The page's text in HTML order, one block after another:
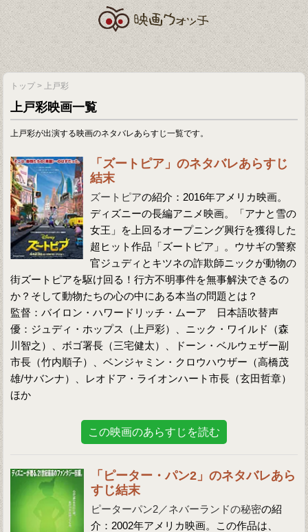
トップ > 上戸彩
上戸彩映画一覧
上戸彩が出演する映画のネタバレあらすじ一覧です。
「ズートピア」のネタバレあらすじ
結末
ズートピアの紹介：2016年アメリカ映画。
ディズニーの長編アニメ映画。「アナと雪の
女王」を上回るオープニング興行を獲得した
超ヒット作品「ズートピア」。ウサギの警察
官ジュディとキツネの詐欺師ニックが動物の
街ズートピアを駆け回る！行方不明事件を無事解決できるの
か？そして動物たちの心の中にある本当の問題とは？
監督：バイロン・ハワードリッチ・ムーア 日本語吹替声
優：ジュディ・ホップス（上戸彩）、ニック・ワイルド（森
川智之）、ボゴ署長（三宅健太）、ドーン・ベルウェザー副
市長（竹内順子）、ベンジャミン・クロウハウザー（高橋茂
雄/サバンナ）、レオドア・ライオンハート市長（玄田哲章）
ほか
この映画のあらすじを読む
「ピーター・パン2」のネタバレあら
すじ結末
ピーターパン2／ネバーランドの秘密の紹
介：2002年アメリカ映画。この作品は、